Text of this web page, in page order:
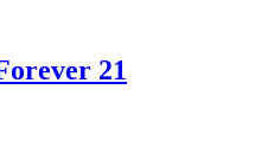
21